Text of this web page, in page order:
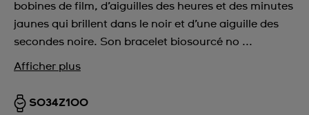
bobines de film, d’aiguilles des heures et des minutes
jaunes qui brillent dans le noir et d’une aiguille des
secondes noire. Son bracelet biosourcé no ...
Afficher plus
SO34Z100